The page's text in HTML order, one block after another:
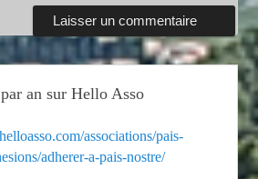
an sur Hello Asso
associations/pais-
adherer-a-pais-nostre/